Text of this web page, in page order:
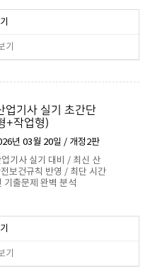
기
업기사 실기 초간단
+작업형)
년 03월 20일 / 개정2판
기사 실기 대비 / 최신 산
보건규칙 반영 / 최단 시간
기출문제 완벽 분석
기